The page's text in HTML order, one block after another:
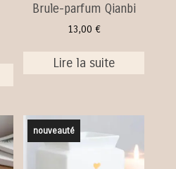
Brule-parfum Qianbi
13,00 €
Lire la suite
nouveauté